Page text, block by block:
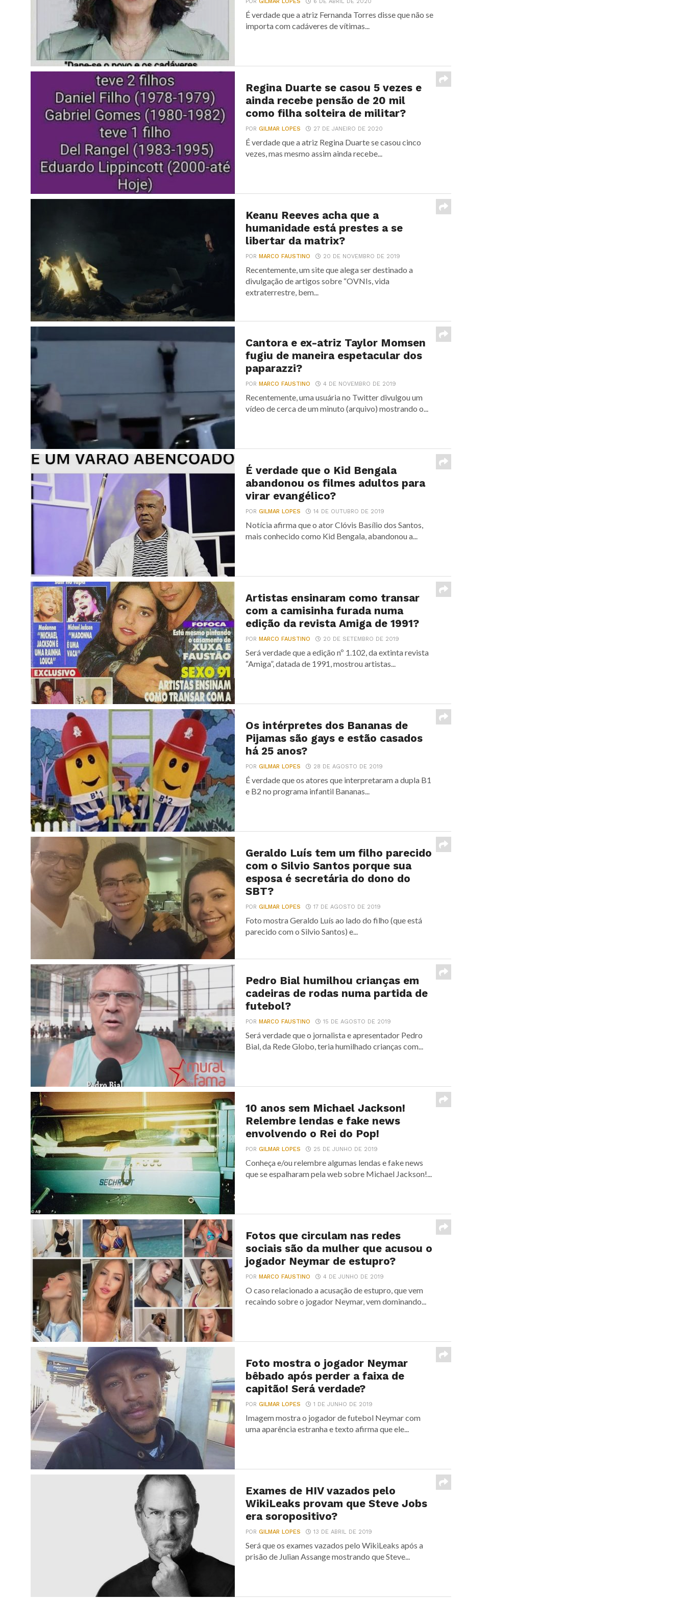
É verdade que a atriz Fernanda Torres disse que não se
importa com cadáveres de vítimas...
Regina Duarte se casou 5 vezes e
ainda recebe pensão de 20 mil
como filha solteira de militar?
PORGILMAR LOPES 27 DE JANEIRO DE 2020
É verdade que a atriz Regina Duarte se casou cinco
vezes, mas mesmo assim ainda recebe...
Keanu Reeves acha que a
humanidade está prestes a se
libertar da matrix?
PORMARCO FAUSTINO 20 DE NOVEMBRO DE 2019
Recentemente, um site que alega ser destinado a
divulgação de artigos sobre “OVNIs, vida
extraterrestre, bem...
Cantora e ex-atriz Taylor Momsen
fugiu de maneira espetacular dos
paparazzi?
PORMARCO FAUSTINO 4 DE NOVEMBRO DE 2019
Recentemente, uma usuária no Twitter divulgou um
vídeo de cerca de um minuto (arquivo) mostrando o...
É verdade que o Kid Bengala
abandonou os filmes adultos para
virar evangélico?
PORGILMAR LOPES 14 DE OUTUBRO DE 2019
Notícia afirma que o ator Clóvis Basílio dos Santos,
mais conhecido como Kid Bengala, abandonou a...
Artistas ensinaram como transar
com a camisinha furada numa
edição da revista Amiga de 1991?
PORMARCO FAUSTINO 20 DE SETEMBRO DE 2019
Será verdade que a edição nº 1.102, da extinta revista
“Amiga”, datada de 1991, mostrou artistas...
Os intérpretes dos Bananas de
Pijamas são gays e estão casados
há 25 anos?
PORGILMAR LOPES 28 DE AGOSTO DE 2019
É verdade que os atores que interpretaram a dupla B1
e B2 no programa infantil Bananas...
Geraldo Luís tem um filho parecido
com o Silvio Santos porque sua
esposa é secretária do dono do
SBT?
PORGILMAR LOPES 17 DE AGOSTO DE 2019
Foto mostra Geraldo Luís ao lado do filho (que está
parecido com o Silvio Santos) e...
Pedro Bial humilhou crianças em
cadeiras de rodas numa partida de
futebol?
PORMARCO FAUSTINO 15 DE AGOSTO DE 2019
Será verdade que o jornalista e apresentador Pedro
Bial, da Rede Globo, teria humilhado crianças com...
10 anos sem Michael Jackson!
Relembre lendas e fake news
envolvendo o Rei do Pop!
PORGILMAR LOPES 25 DE JUNHO DE 2019
Conheça e/ou relembre algumas lendas e fake news
que se espalharam pela web sobre Michael Jackson!...
Fotos que circulam nas redes
sociais são da mulher que acusou o
jogador Neymar de estupro?
PORMARCO FAUSTINO 4 DE JUNHO DE 2019
O caso relacionado a acusação de estupro, que vem
recaindo sobre o jogador Neymar, vem dominando...
Foto mostra o jogador Neymar
bêbado após perder a faixa de
capitão! Será verdade?
PORGILMAR LOPES 1 DE JUNHO DE 2019
Imagem mostra o jogador de futebol Neymar com
uma aparência estranha e texto afirma que ele...
Exames de HIV vazados pelo
WikiLeaks provam que Steve Jobs
era soropositivo?
PORGILMAR LOPES 13 DE ABRIL DE 2019
Será que os exames vazados pelo WikiLeaks após a
prisão de Julian Assange mostrando que Steve...